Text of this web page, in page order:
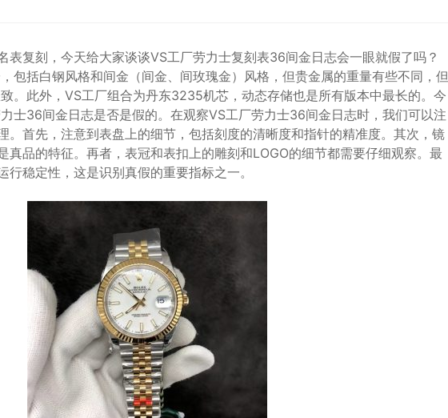
表复刻，今天给大家谈谈VS工厂劳力士复刻表36间金日志会一眼就假了吗？
包括白钢风格和间金（间金、间玫瑰金）风格，但贵金属的重量有些不同，但
。此外，VS工厂组合为丹东3235机芯，动态存储也是所有版本中最长的。今
士36间金日志是否是假的。在观察VS工厂劳力士36间金日志时，我们可以注
。首先，注意到表盘上的细节，包括刻度的清晰度和指针的精准度。其次，镜
真品的特征。再者，表冠和表扣上的雕刻和LOGO的细节都需要仔细观察。最
行稳定性，这是识别真假的重要指标之一。